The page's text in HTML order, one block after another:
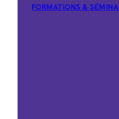
FORMATIONS &